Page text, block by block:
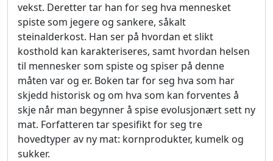
vekst. Deretter tar han for seg hva mennesket
spiste som jegere og sankere, såkalt
steinalderkost. Han ser på hvordan et slikt
kosthold kan karakteriseres, samt hvordan helsen
til mennesker som spiste og spiser på denne
måten var og er. Boken tar for seg hva som har
skjedd historisk og om hva som kan forventes å
skje når man begynner å spise evolusjonært sett ny
mat. Forfatteren tar spesifikt for seg tre
hovedtyper av ny mat: kornprodukter, kumelk og
sukker.